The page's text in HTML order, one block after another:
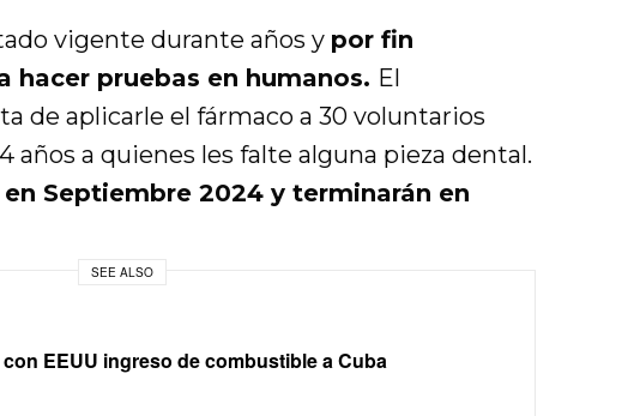
vigente durante años y por fin
hacer pruebas en humanos. El
de aplicarle el fármaco a 30 voluntarios
años a quienes les falte alguna pieza dental.
Septiembre 2024 y terminarán en
SEE ALSO
EEUU ingreso de combustible a Cuba